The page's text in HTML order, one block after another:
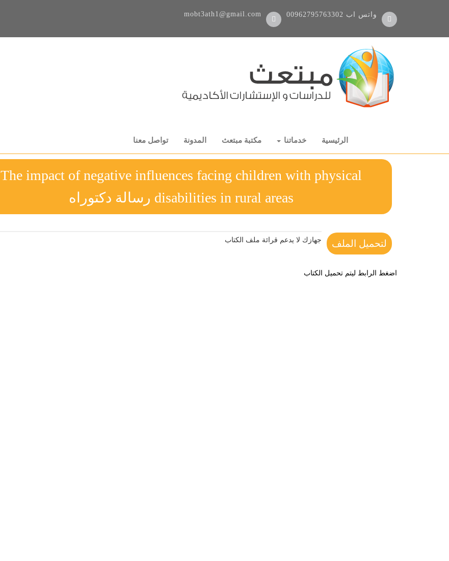
00962795763302 واتس اب mobt3ath1@gmail.com
الرئيسية خدماتنا مكتبة مبتعث المدونة تواصل معنا
The impact of negative influences facing children with physical
disabilities in rural areas رسالة دكتوراه
لتحميل الملف جهازك لا يدعم قرائة ملف الكتاب
اضغط الرابط ليتم تحميل الكتاب